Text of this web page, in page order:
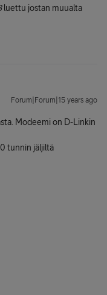
luettu jostan muualta
Forum|Forum|15 years ago
Modeemi on D-Linkin
tunnin jäljiltä